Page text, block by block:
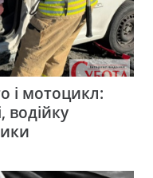
і мотоцикл:
водійку